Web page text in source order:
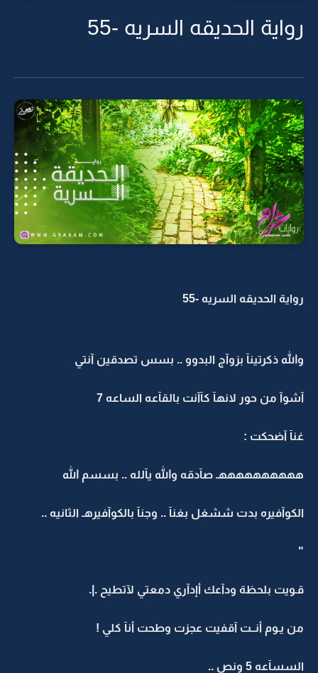
رواية الحديقه السريه -55
رواية الحديقه السريه -55
والله ذكرتينآ بزوآج البدوو .. بسس تصدقين آنتي
آشوآ من حور لانهآ كآآنت بالقآعه الساعه 7
غنآ آضحكت :
ههههههههههـ صآدقه والله يآلله .. بسسم الله
الكوآفيره بدت ششغل بغنآ .. وجنآ بالكوآفيرهـ الثانيه ..
"
قـويت بلحظة ودآعك أإدآري دمعتي لآتطيح .|.
من يـوم أنــت آقفيت عجزت وطحت أنآ كلي !
السسآعه 5 ونص ..